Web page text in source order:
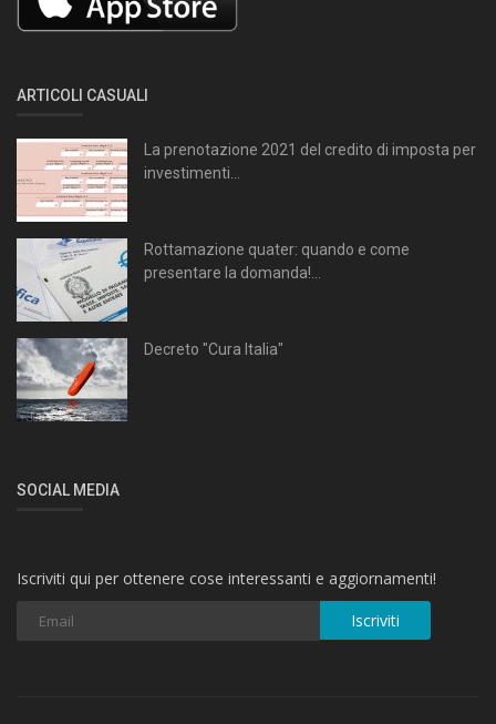
ARTICOLI CASUALI
La prenotazione 2021 del credito di imposta per
investimenti...
Rottamazione quater: quando e come
presentare la domanda!...
Decreto "Cura Italia"
SOCIAL MEDIA
Iscriviti qui per ottenere cose interessanti e aggiornamenti!
Iscriviti